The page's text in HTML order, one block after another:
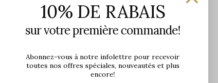
1650 avenue Jules-Verne, Local 103
G2G 2R1, Québec, Canada
Lundi: 9h - 17h
Mardi: 9h - 17h
Mercredi: 9h - 18h
10% DE RABAIS
sur votre première commande!
Abonnez-vous à notre infolettre pour recevoir
toutes nos offres spéciales, nouveautés et plus
encore!